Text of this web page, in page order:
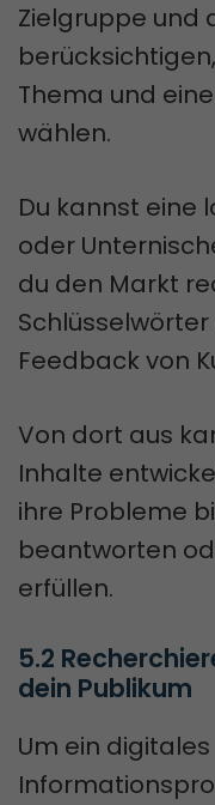
Zielgruppe und
Thema und
wählen.
Du kannst eine
oder
du den Markt
Feedback von
Von dort aus
Inhalte
ihre Probleme
beantworten
erfüllen.
5.2
dein Publikum
Um ein digitales